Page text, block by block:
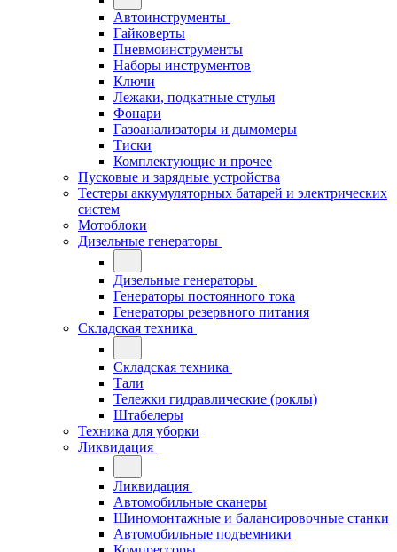
Автоинструменты
Гайковерты
Пневмоинструменты
Наборы инструментов
Ключи
Лежаки, подкатные стулья
Фонари
Газоанализаторы и дымомеры
Тиски
Комплектующие и прочее
Пусковые и зарядные устройства
Тестеры аккумуляторных батарей и электрических
систем
Мотоблоки
Дизельные генераторы
Дизельные генераторы
Генераторы постоянного тока
Генераторы резервного питания
Складская техника
Складская техника
Тали
Тележки гидравлические (роклы)
Штабелеры
Техника для уборки
Ликвидация
Ликвидация
Автомобильные сканеры
Шиномонтажные и балансировочные станки
Автомобильные подъемники